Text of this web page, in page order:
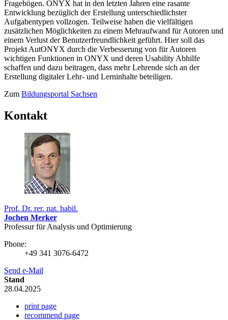
Fragebögen. ONYX hat in den letzten Jahren eine rasante
Entwicklung bezüglich der Erstellung unterschiedlichster
Aufgabentypen vollzogen. Teilweise haben die vielfältigen
zusätzlichen Möglichkeiten zu einem Mehraufwand für Autoren und
einem Verlust der Benutzerfreundlichkeit geführt. Hier soll das
Projekt AutONYX durch die Verbesserung von für Autoren
wichtigen Funktionen in ONYX und deren Usability Abhilfe
schaffen und dazu beitragen, dass mehr Lehrende sich an der
Erstellung digitaler Lehr- und Lerninhalte beteiligen.
Zum Bildungsportal Sachsen
Kontakt
Prof. Dr. rer. nat. habil.
Jochen Merker
Professur für Analysis und Optimierung
Phone:
+49 341 3076-6472
Send e-Mail
Stand
28.04.2025
print page
recommend page